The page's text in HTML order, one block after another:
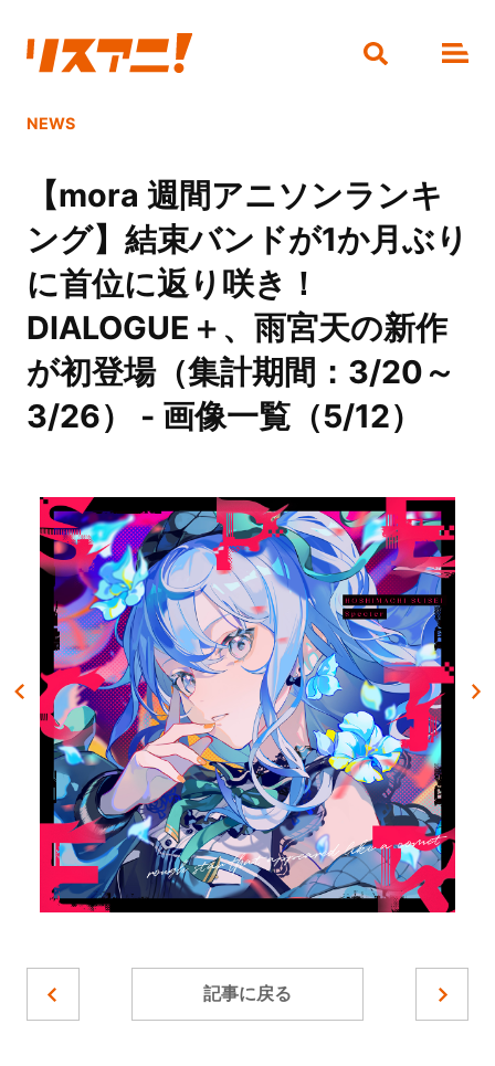
NEWS
【mora 週間アニソンランキ
ング】結束バンドが1か月ぶり
に首位に返り咲き！
DIALOGUE＋、雨宮天の新作
が初登場（集計期間：3/20～
3/26） - 画像一覧（5/12）
記事に戻る